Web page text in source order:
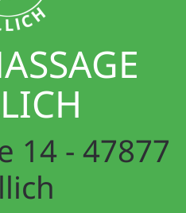
14 - 47877